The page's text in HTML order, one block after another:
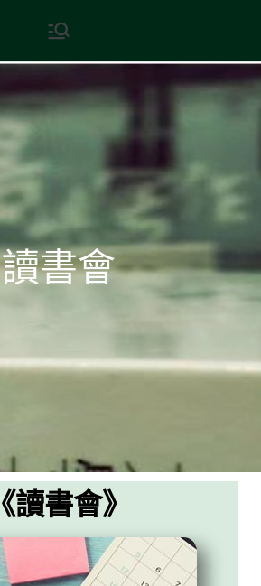
現代文學
地球小如鴿卵，/ 我輕輕地將它
讀書會